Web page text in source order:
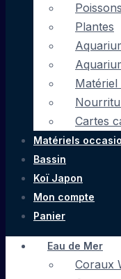
Plantes
Matériel
Cartes
Matériels
Bassin
Koï Japon
Mon compte
Panier
Eau de Mer
Coraux